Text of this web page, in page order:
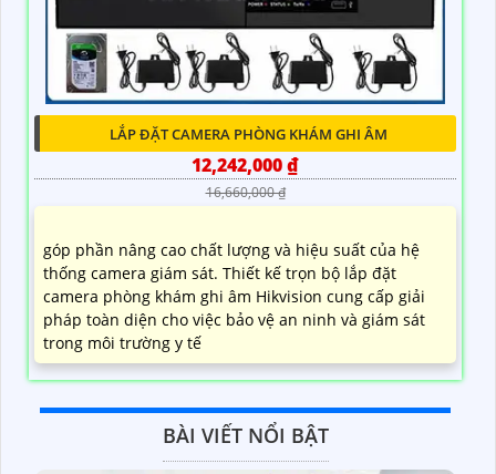
LẮP ĐẶT CAMERA PHÒNG KHÁM GHI ÂM
12,242,000 ₫
16,660,000 ₫
góp phần nâng cao chất lượng và hiệu suất của hệ
thống camera giám sát. Thiết kế trọn bộ lắp đặt
camera phòng khám ghi âm Hikvision cung cấp giải
pháp toàn diện cho việc bảo vệ an ninh và giám sát
trong môi trường y tế
BÀI VIẾT NỔI BẬT